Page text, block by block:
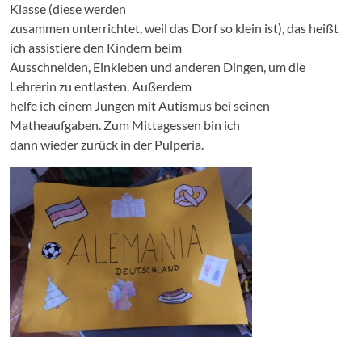
Klasse (diese werden
zusammen unterrichtet, weil das Dorf so klein ist), das heißt
ich assistiere den Kindern beim
Ausschneiden, Einkleben und anderen Dingen, um die
Lehrerin zu entlasten. Außerdem
helfe ich einem Jungen mit Autismus bei seinen
Matheaufgaben. Zum Mittagessen bin ich
dann wieder zurück in der Pulpería.